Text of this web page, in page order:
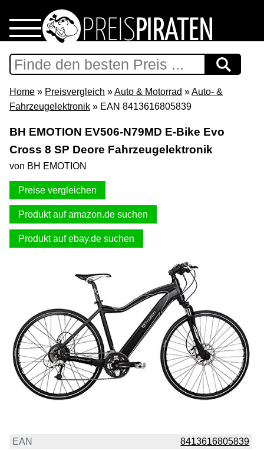
Home
Download
Support & Newsletter
Presse
Datenschutz
Impressum
Home » Preisvergleich »Auto & Motorrad »Auto- &
Fahrzeugelektronik » EAN 8413616805839
BH EMOTION EV506-N79MD E-Bike Evo
Cross 8 SP Deore Fahrzeugelektronik
von BH EMOTION
Preise vergleichen
Produkt auf amazon.de suchen
Produkt auf ebay.de suchen
EAN
8413616805839